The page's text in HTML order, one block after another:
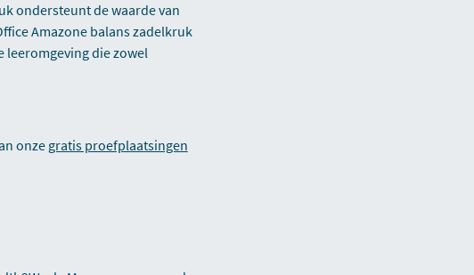
ondersteunt de waarde van
Amazone balans zadelkruk
leeromgeving die zowel
onze gratis proefplaatsingen